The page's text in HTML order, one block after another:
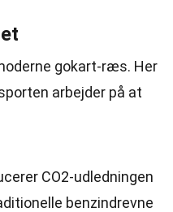
gokart-ræs. Her
arbejder på at
CO2-udledningen
benzindrevne